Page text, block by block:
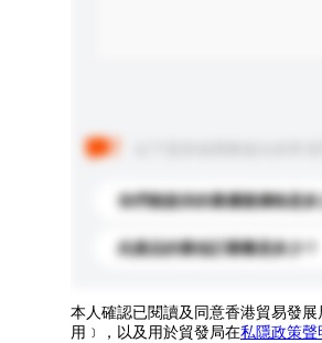
你們能提供的最優惠價格是多
此產品的最低訂購量是多少？
本人確認已閱讀及同意香港貿易發展
用﹞，以及用於貿發局在私隱政策聲